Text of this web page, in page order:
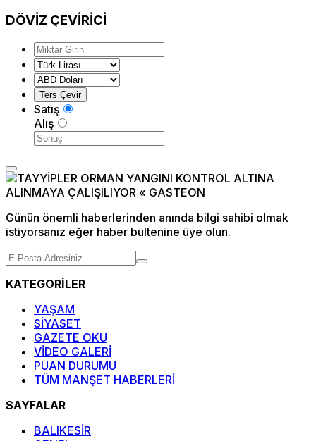
DÖVİZ ÇEVİRİCİ
Satış
Alış
Günün önemli haberlerinden anında bilgi sahibi olmak
istiyorsanız eğer haber bültenine üye olun.
KATEGORİLER
YAŞAM
SİYASET
GAZETE OKU
VİDEO GALERİ
PUAN DURUMU
TÜM MANŞET HABERLERİ
SAYFALAR
BALIKESİR